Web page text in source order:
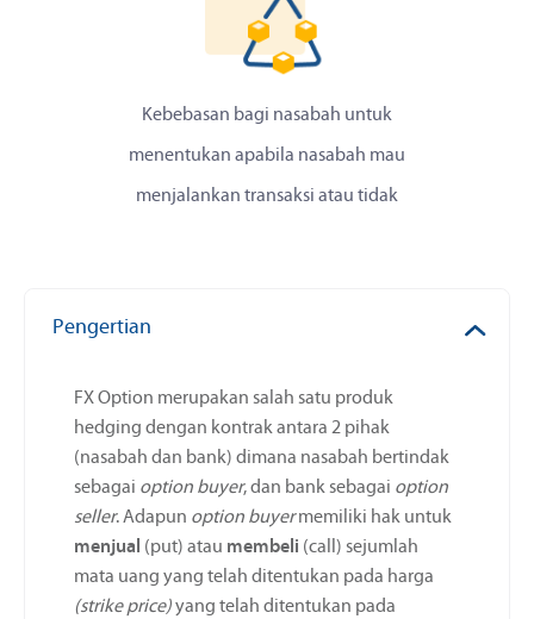
Kebebasan bagi nasabah untuk
menentukan apabila nasabah mau
menjalankan transaksi atau tidak
Pengertian
FX Option merupakan salah satu produk
hedging dengan kontrak antara 2 pihak
(nasabah dan bank) dimana nasabah bertindak
sebagai option buyer, dan bank sebagai option
seller. Adapun option buyermemiliki hak untuk
menjual (put) atau membeli (call) sejumlah
mata uang yang telah ditentukan pada harga
(strike price)yang telah ditentukan pada